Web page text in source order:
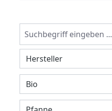
Hersteller
Bio